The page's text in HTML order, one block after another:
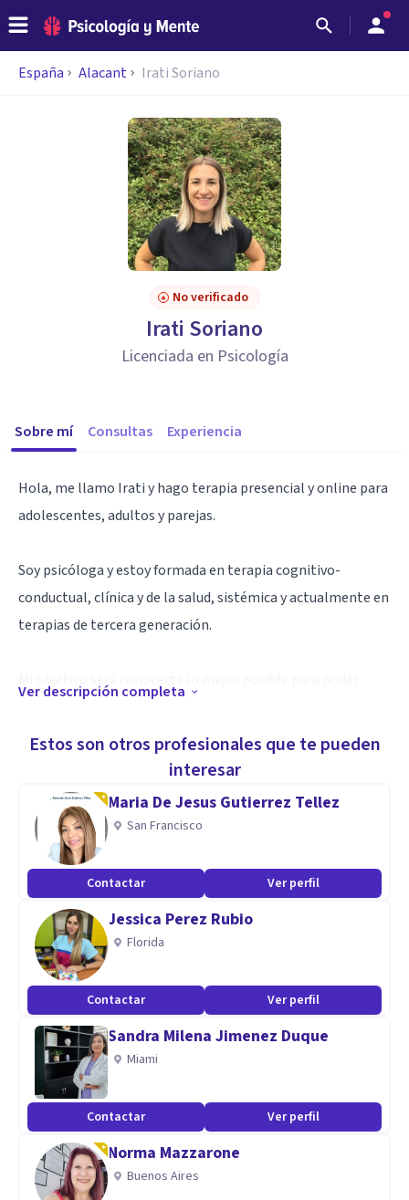
España Alacant Irati Soriano
No verificado
Irati Soriano
Licenciada en Psicología
Sobre mí Consultas Experiencia
Hola, me llamo Irati y hago terapia presencial y online para
adolescentes, adultos y parejas.
Soy psicóloga y estoy formada en terapia cognitivo-
conductual, clínica y de la salud, sistémica y actualmente en
terapias de tercera generación.
durante el proceso de terapia.
Buscaremos y pondremos en práctica las estrategias que
mejor se adapten a tus necesidades y que te permitan
mejorar tu calidad de vida.
Soy consciente de lo difícil que es dar el primer paso para
iniciar una terapia así que estaré encantada de escucharte y
de comenzar contigo este proceso.
Ver descripción completa
Estos son otros profesionales que te pueden
interesar
Maria De Jesus Gutierrez Tellez
San Francisco
Contactar Ver perfil
Jessica Perez Rubio
Florida
Contactar Ver perfil
Sandra Milena Jimenez Duque
Miami
Contactar Ver perfil
Norma Mazzarone
Buenos Aires